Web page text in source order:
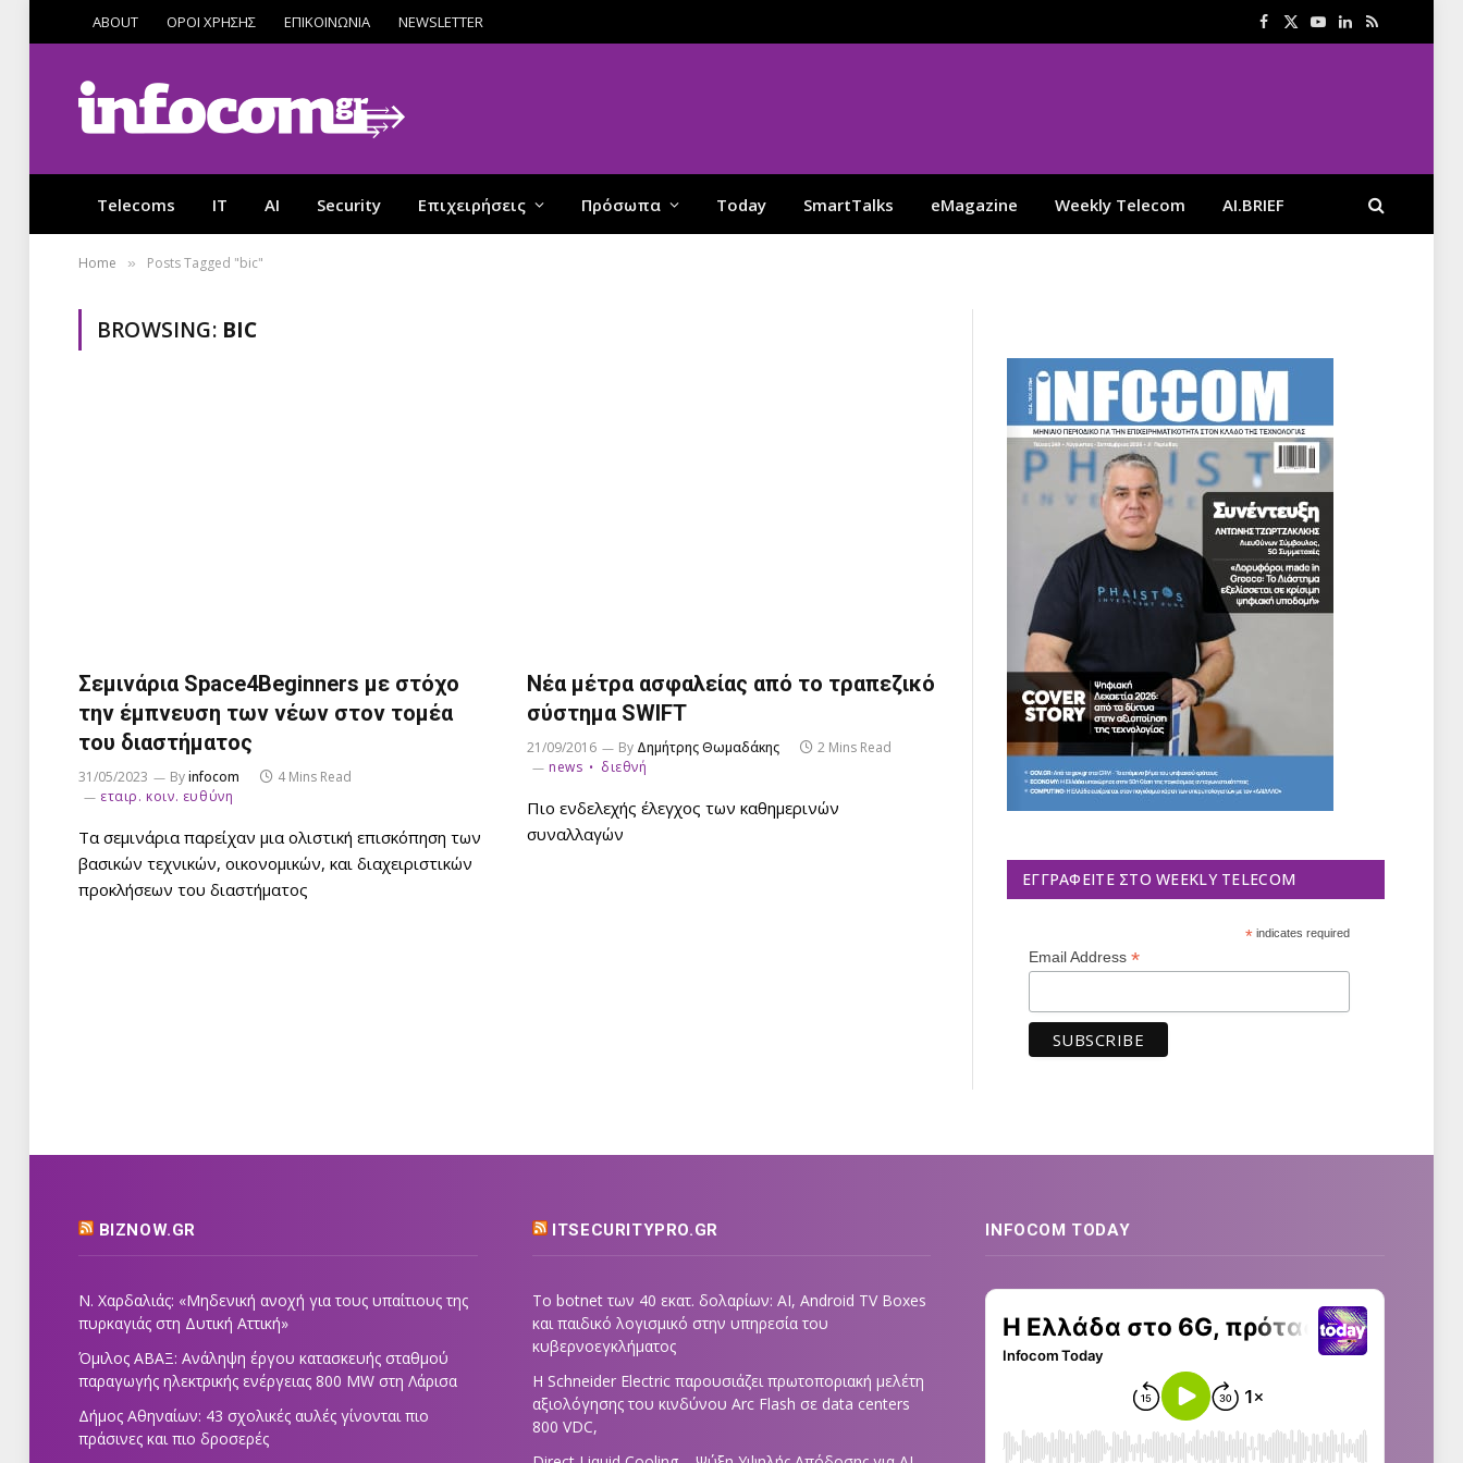
ABOUT ΟΡΟΙ ΧΡΗΣΗΣ ΕΠΙΚΟΙΝΩΝΙΑ NEWSLETTER Facebook
X
YouTube
LinkedIn
RSS
Telecoms IT AI Security Επιχειρήσεις Πρόσωπα Today SmartTalks eMagazine Weekly Telecom AI.BRIEF
Home » Posts Tagged "bic"
BROWSING: BIC
Σεμινάρια Space4Beginners με στόχο
την έμπνευση των νέων στον τομέα
του διαστήματος
31/05/2023 Byinfocom
4 Mins Read
εταιρ. κοιν. ευθύνη
Τα σεμινάρια παρείχαν μια ολιστική επισκόπηση των
βασικών τεχνικών, οικονομικών, και διαχειριστικών
προκλήσεων του διαστήματος
Νέα μέτρα ασφαλείας από το τραπεζικό
σύστημα SWIFT
21/09/2016 By Δημήτρης Θωμαδάκης
2 Mins Read
news
διεθνή
Πιο ενδελεχής έλεγχος των καθημερινών
συναλλαγών
ΕΓΓΡΑΦΕΊΤΕ ΣΤΟ WEEKLY TELECOM
*indicates required
Email Address *
BIZNOW.GR
Ν. Χαρδαλιάς: «Μηδενική ανοχή για τους υπαίτιους της
πυρκαγιάς στη Δυτική Αττική»
Όμιλος ΑΒΑΞ: Ανάληψη έργου κατασκευής σταθμού
παραγωγής ηλεκτρικής ενέργειας 800 ΜW στη Λάρισα
Δήμος Αθηναίων: 43 σχολικές αυλές γίνονται πιο
πράσινες και πιο δροσερές
ITSECURITYPRO.GR
Το botnet των 40 εκατ. δολαρίων: AI, Android TV Boxes
και παιδικό λογισμικό στην υπηρεσία του
κυβερνοεγκλήματος
Η Schneider Electric παρουσιάζει πρωτοποριακή μελέτη
αξιολόγησης του κινδύνου Arc Flash σε data centers
800 VDC,
INFOCOM TODAY